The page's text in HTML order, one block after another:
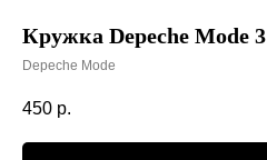
Кружка Depeche Mode 3
Depeche Mode
450 р.